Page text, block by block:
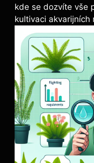
kde se dozvíte vše
kultivaci akvarijních